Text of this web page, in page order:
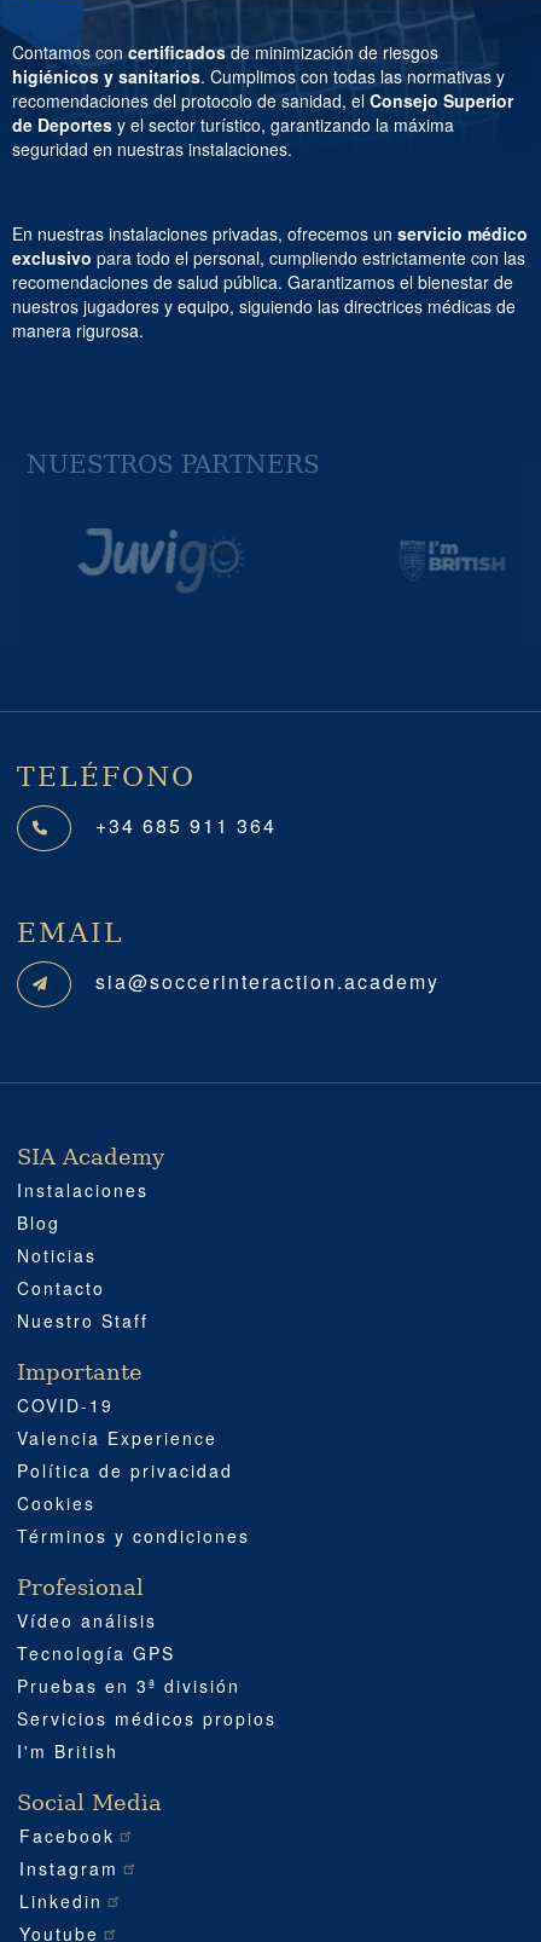
Contamos concertificadosde minimización de riesgos
higiénicos y sanitarios. Cumplimos con todas las normativas y
recomendaciones del protocolo de sanidad, el Consejo Superior
de Deportes y el sector turístico, garantizando la máxima
seguridad en nuestras instalaciones.
En nuestras instalaciones privadas, ofrecemos un servicio médico
exclusivo para todo el personal, cumpliendo estrictamente con las
recomendaciones de salud pública. Garantizamos el bienestar de
nuestros jugadores y equipo, siguiendo las directrices médicas de
manera rigurosa.
NUESTROS PARTNERS
TELÉFONO
+34 685 911 364
EMAIL
sia@soccerinteraction.academy
SIA ACADEMY
IMPORTANTE
PROFESIONAL
SOCIAL MEDIA
UBICACIÓN
SIA Academy
Instalaciones
Blog
Noticias
Contacto
Nuestro Staff
Importante
COVID-19
Valencia Experience
Política de privacidad
Cookies
Términos y condiciones
Profesional
Vídeo análisis
Tecnología GPS
Pruebas en 3ª división
Servicios médicos propios
I'm British
Social Media
Facebook
Instagram
Linkedin
Youtube